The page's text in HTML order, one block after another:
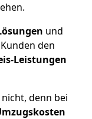
und
den
Leistungen
denn bei